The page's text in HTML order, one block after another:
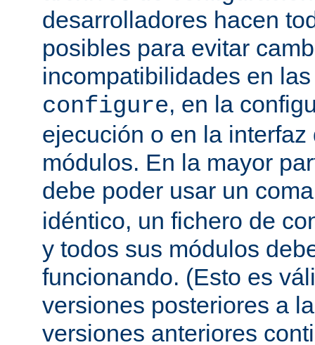
desarrolladores hacen
posibles para evitar
incompatibilidades en
configure, en la
ejecución o en la
módulos. En la mayor
debe poder usar un
idéntico, un fichero de
y todos sus módulos
funcionando. (Esto es
versiones posteriores a
versiones anteriores